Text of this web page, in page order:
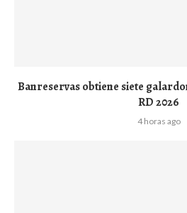
Banreservas obtiene siete
RD 2026
4 horas ago